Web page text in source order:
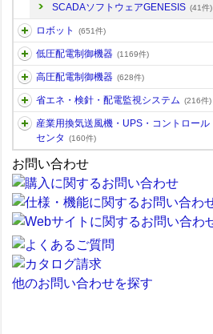
SCADAソフトウェアGENESIS (41件)
ロボット (651件)
低圧配電制御機器 (1169件)
高圧配電制御機器 (628件)
省エネ・検針・配電監視システム (216件)
産業用換気送風機・UPS・コントロール
センタ
(160件)
お問い合わせ
他のお問い合わせを探す